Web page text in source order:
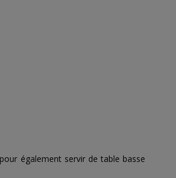
également servir de table basse